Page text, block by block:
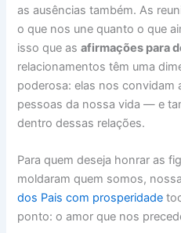
as ausências também. As
o que nos une quanto o que
isso que asafirmações para
relacionamentos têm uma
poderosa: elas nos convidam
pessoas da nossa vida — e
dentro dessas relações.
Para quem deseja honrar as
moldaram quem somos,
dos Pais com prosperidade
ponto: o amor que nos